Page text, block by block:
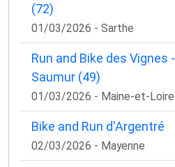
(72)
01/03/2026 - Sarthe
Run and Bike des Vignes -
Saumur (49)
01/03/2026 - Maine-et-Loire
Bike and Run d'Argentré
02/03/2026 - Mayenne